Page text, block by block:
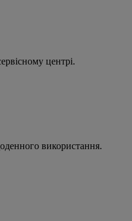
центрі.
використання.